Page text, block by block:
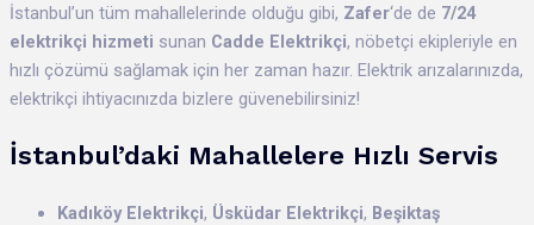
İstanbul’un tüm mahallelerinde olduğu gibi, Zafer‘de de 7/24
elektrikçi hizmeti sunan Cadde Elektrikçi, nöbetçi ekipleriyle en
hızlı çözümü sağlamak için her zaman hazır. Elektrik arızalarınızda,
elektrikçi ihtiyacınızda bizlere güvenebilirsiniz!
İstanbul’daki Mahallelere Hızlı Servis
Kadıköy Elektrikçi, Üsküdar Elektrikçi, Beşiktaş